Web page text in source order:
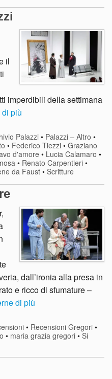
il
imperdibili della settimana
più
Palazzi• Palazzi – Altro •
• Federico Tiezzi •Graziano
d'amore • Lucia Calamaro •
• Renato Carpentieri •
da Faust• Scritture
dall’ironia alla presa in
e ricco di sfumature –
di più
• Recensioni Gregori•
• maria grazia gregori •Si